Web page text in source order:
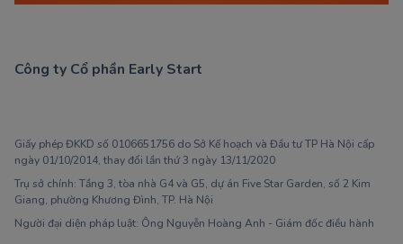
Công ty Cổ phần Early Start
Giấy phép ĐKKD số 0106651756 do Sở Kế hoạch và Đầu tư TP Hà Nội cấp
ngày 01/10/2014, thay đổi lần thứ 3 ngày 13/11/2020
Trụ sở chính: Tầng 3, tòa nhà G4 và G5, dự án Five Star Garden, số 2 Kim
Giang, phường Khương Đình, TP. Hà Nội
Người đại diện pháp luật: Ông Nguyễn Hoàng Anh - Giám đốc điều hành